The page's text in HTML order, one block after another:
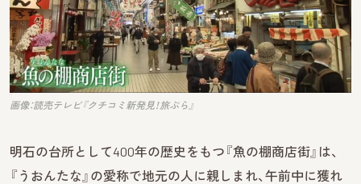
画像：読売テレビ『クチコミ新発見！旅ぷら』
明石の台所として400年の歴史をもつ『魚の棚商店街』は、
『うおんたな』の愛称で地元の人に親しまれ、午前中に獲れ